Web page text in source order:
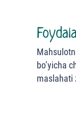
bo’yicha
maslahati